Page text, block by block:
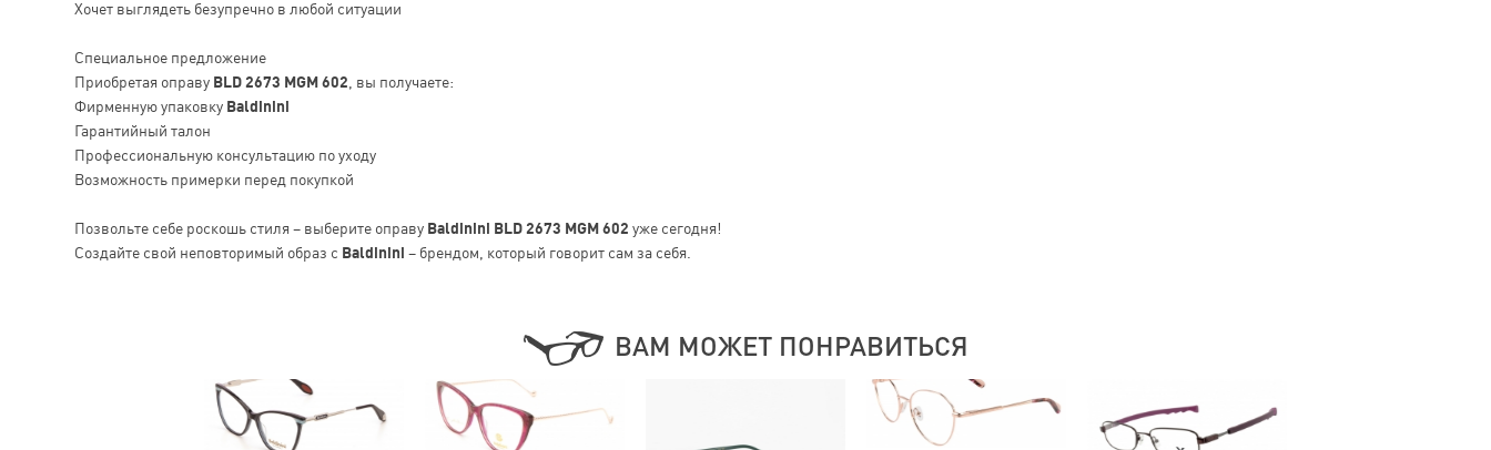
Хочет выглядеть безупречно в любой ситуации
Специальное предложение
Приобретая оправу BLD 2673 MGM 602 , вы получаете:
Фирменную упаковку Baldinini
Гарантийный талон
Профессиональную консультацию по уходу
Возможность примерки перед покупкой
Позвольте себе роскошь стиля – выберите оправу Baldinini BLD 2673 MGM 602 уже сегодня!
Создайте свой неповторимый образ с Baldinini – брендом, который говорит сам за себя.
ВАМ МОЖЕТ ПОНРАВИТЬСЯ